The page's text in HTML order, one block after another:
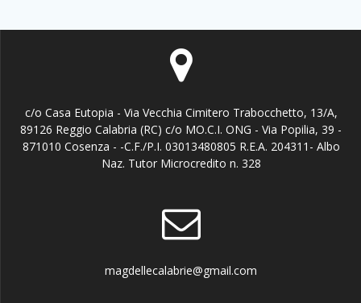
c/o Casa Eutopia - Via Vecchia Cimitero Trabocchetto, 13/A,
89126 Reggio Calabria (RC) c/o MO.C.I. ONG - Via Popilia, 39 -
871010 Cosenza - -C.F./P.I. 03013480805 R.E.A. 204311- Albo
Naz. Tutor Microcredito n. 328
magdellecalabrie@gmail.com